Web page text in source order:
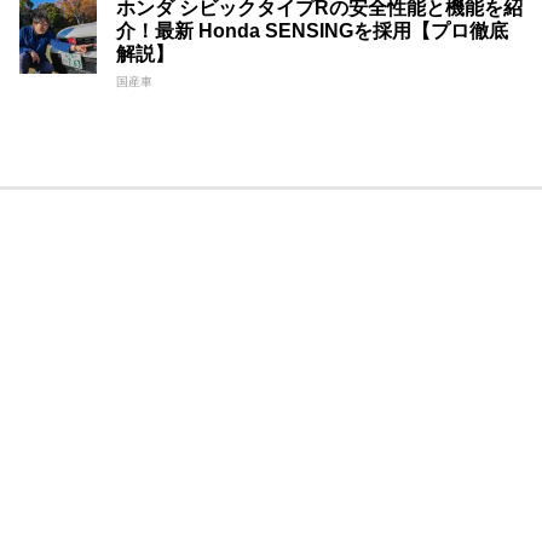
ホンダ シビックタイプRの安全性能と機能を紹
介！最新 Honda SENSINGを採用【プロ徹底
解説】
国産車